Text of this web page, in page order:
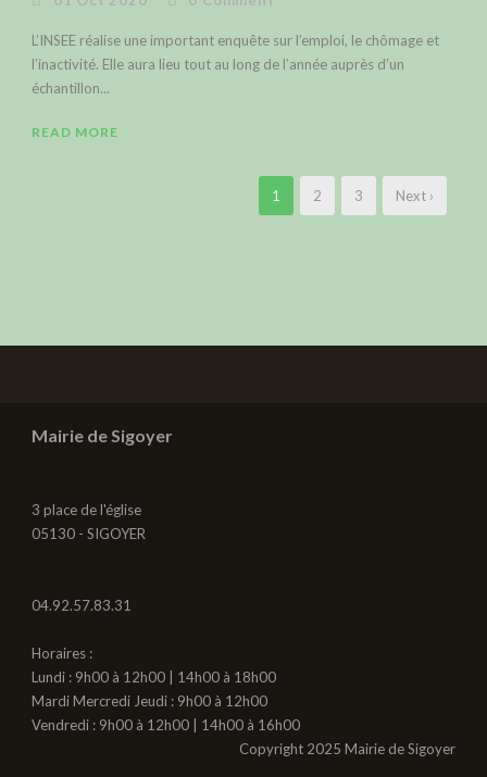
L’INSEE réalise une important enquête sur l’emploi, le chômage et
l’inactivité. Elle aura lieu tout au long de l’année auprès d’un
échantillon...
READ MORE
1 2 3 Next ›
Mairie de Sigoyer
3 place de l'église
05130 - SIGOYER
04.92.57.83.31
Horaires :
Lundi : 9h00 à 12h00 | 14h00 à 18h00
Mardi Mercredi Jeudi : 9h00 à 12h00
Vendredi : 9h00 à 12h00 | 14h00 à 16h00
Copyright 2025 Mairie de Sigoyer